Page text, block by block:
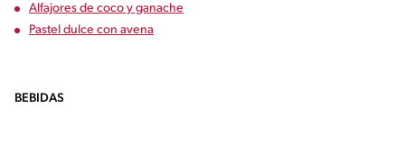
Alfajores de coco y ganache
Pastel dulce con avena
BEBIDAS